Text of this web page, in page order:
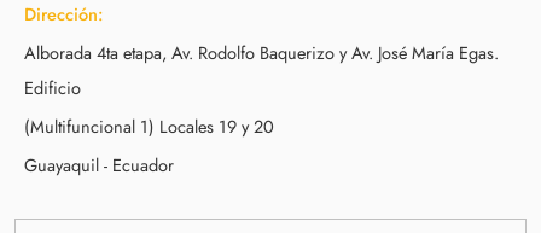
Dirección:
Alborada 4ta etapa, Av. Rodolfo Baquerizo y Av. José María Egas.
Edificio
(Multifuncional 1) Locales 19 y 20
Guayaquil - Ecuador